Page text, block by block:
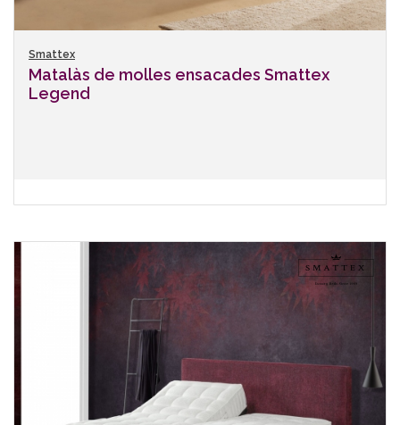
Smattex
Matalàs de molles ensacades Smattex
Legend